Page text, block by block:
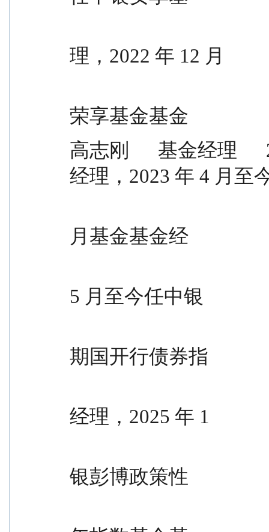
理，2022 年 12 月
荣享基金基金
高志刚      基金经理
经理，2023 年 4 月至
月基金基金经
5 月至今任中银
期国开行债券指
经理，2025 年 1
银彭博政策性